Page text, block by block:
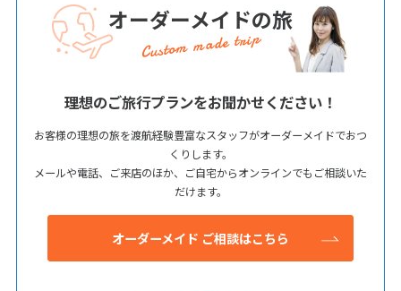
オーダーメイドの旅
Custom made trip
理想のご旅行プランをお聞かせください！
お客様の理想の旅を渡航経験豊富なスタッフがオーダーメイドでおつ
くりします。
メールや電話、ご来店のほか、ご自宅からオンラインでもご相談いた
だけます。
オーダーメイド ご相談はこちら